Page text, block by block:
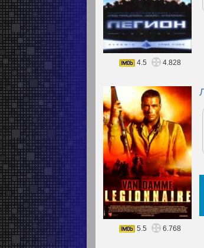
4.5 4.828
5.5
6.768